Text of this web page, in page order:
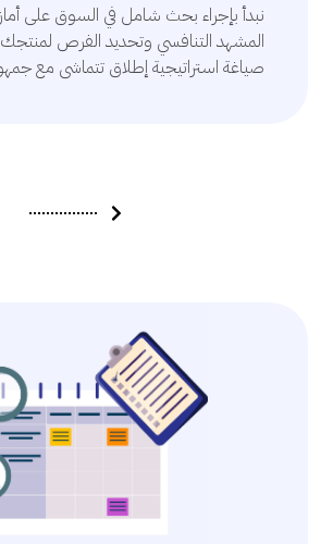
نبدأ بإجراء بحث شامل في السوق على
المشهد التنافسي وتحديد الفرص
صياغة استراتيجية إطلاق تتماشى مع